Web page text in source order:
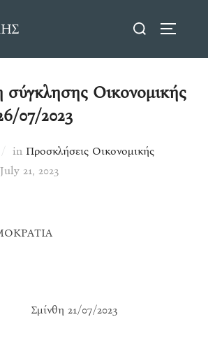
Search
Οικονομικής
07/2023
in Προσκλήσεις Οικονομικής
Posted
July 21, 2023
21/07/2023